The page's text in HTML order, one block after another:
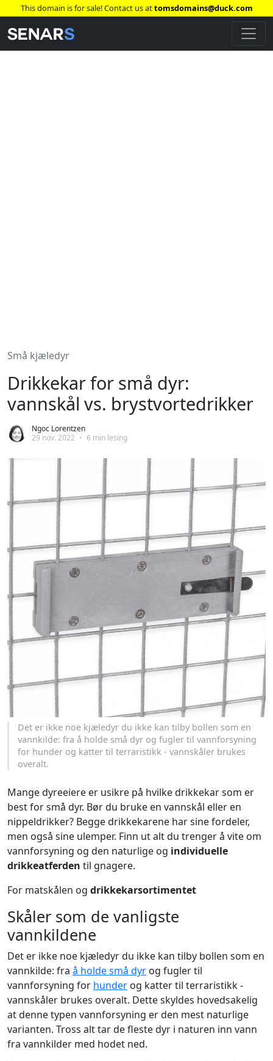
This domain is for sale! Contact us attomsdomains@duck.com
Små kjæledyr
Drikkekar for små dyr:
vannskål vs. brystvortedrikker
Ngoc Lorentzen
29 nov. 2022 • 6 min lesing
Det er ikke noe kjæledyr du ikke kan tilby bollen som en
vannkilde: fra å holde små dyr og fugler til vannforsyning
for hunder og katter til terraristikk - vannskåler brukes
overalt.
Mange dyreeiere er usikre på hvilke drikkekar som er
best for små dyr. Bør du bruke en vannskål eller en
nippeldrikker? Begge drikkekarene har sine fordeler,
men også sine ulemper. Finn ut alt du trenger å vite om
vannforsyning og den naturlige og individuelle
drikkeatferden til gnagere.
For matskålen og drikkekarsortimentet
Skåler som de vanligste
vannkildene
Det er ikke noe kjæledyr du ikke kan tilby bollen som en
vannkilde: fra å holde små dyr og fugler til
vannforsyning for hunder og katter til terraristikk -
vannskåler brukes overalt. Dette skyldes hovedsakelig
at denne typen vannforsyning er den mest naturlige
varianten. Tross alt tar de fleste dyr i naturen inn vann
fra vannkilder med hodet ned.